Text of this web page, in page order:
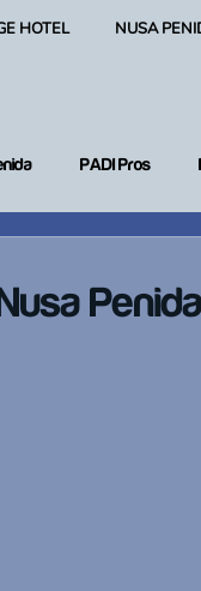
HOTEL NUSA
PADI Pros